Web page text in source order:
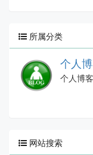
所属分类
个人
个人博
网站搜索